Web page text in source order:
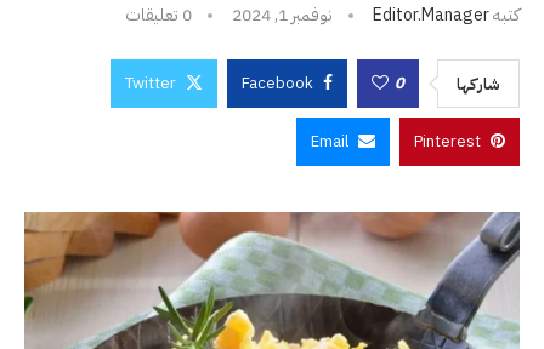
كتبهEditor.manager نوفمبر 1, 2024 0 تعليقات
شاركها 0
Facebook
Twitter
Pinterest
Email